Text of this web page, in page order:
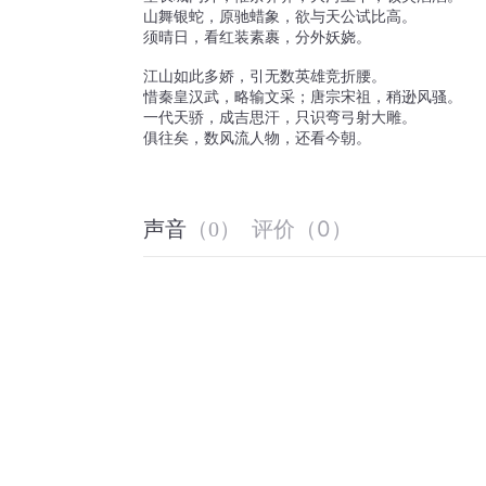
山舞银蛇，原驰蜡象，欲与天公试比高。
须晴日，看红装素裹，分外妖娆。
江山如此多娇，引无数英雄竞折腰。
惜秦皇汉武，略输文采；唐宗宋祖，稍逊风骚。
一代天骄，成吉思汗，只识弯弓射大雕。
俱往矣，数风流人物，还看今朝。
声音 （0） 评价 （0 ）